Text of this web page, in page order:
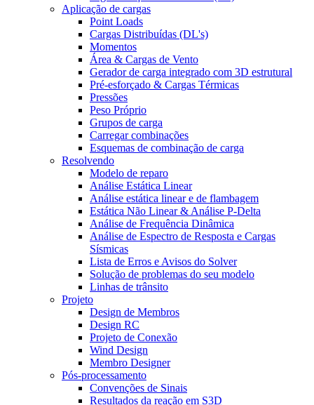
Aplicação de cargas
Point Loads
Cargas Distribuídas (DL's)
Momentos
Área & Cargas de Vento
Gerador de carga integrado com 3D estrutural
Pré-esforçado & Cargas Térmicas
Pressões
Peso Próprio
Grupos de carga
Carregar combinações
Esquemas de combinação de carga
Resolvendo
Modelo de reparo
Análise Estática Linear
Análise estática linear e de flambagem
Estática Não Linear & Análise P-Delta
Análise de Frequência Dinâmica
Análise de Espectro de Resposta e Cargas
Sísmicas
Lista de Erros e Avisos do Solver
Solução de problemas do seu modelo
Linhas de trânsito
Projeto
Design de Membros
Design RC
Projeto de Conexão
Wind Design
Membro Designer
Pós-processamento
Convenções de Sinais
Resultados da reação em S3D